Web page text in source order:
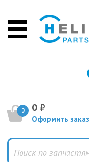
0 0 ₽
Оформить заказ